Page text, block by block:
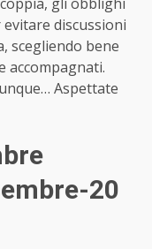
discussioni
scegliendo bene
accompagnati.
Aspettate
20